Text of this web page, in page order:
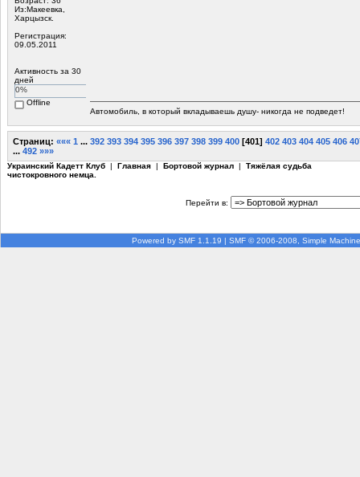
Из:Макеевка,
Харцызск.
Регистрация:
09.05.2011
Активность за 30
дней
0%
Offline
Автомобиль, в который вкладываешь душу- никогда не подведет!
Страниц: ««« 1 ... 392 393 394 395 396 397 398 399 400 [401] 402 403 404 405 406
... 492 »»»
Украинский Кадетт Клуб | Главная | Бортовой журнал | Тяжёлая судьба
чистокровного немца.
Перейти в:
Powered by SMF 1.1.19 | SMF © 2006-2008, Simple